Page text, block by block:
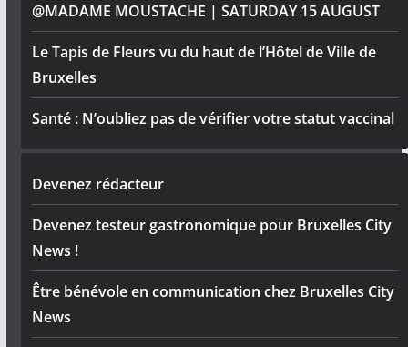
@MADAME MOUSTACHE | SATURDAY 15 AUGUST
Le Tapis de Fleurs vu du haut de l’Hôtel de Ville de
Bruxelles
Santé : N’oubliez pas de vérifier votre statut vaccinal
Devenez rédacteur
Devenez testeur gastronomique pour Bruxelles City
News !
Être bénévole en communication chez Bruxelles City
News